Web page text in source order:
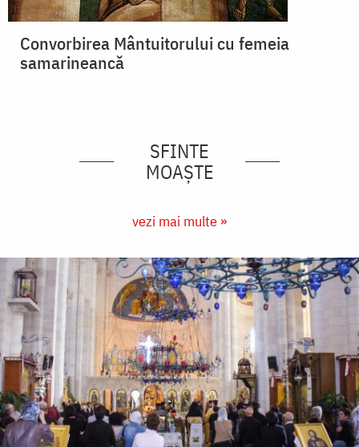
Convorbirea Mântuitorului cu femeia
samarineancă
SFINTE
MOAȘTE
vezi mai multe »